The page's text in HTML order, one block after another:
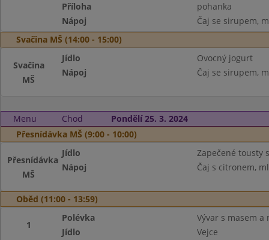
Příloha
pohanka
Nápoj
Čaj se sirupem,
Svačina MŠ (14:00 - 15:00)
Svačina
MŠ
Jídlo
Ovocný jogurt
Nápoj
Čaj se sirupem,
Menu Chod
Pondělí 25. 3. 2024
Přesnídávka MŠ (9:00 - 10:00)
Přesnídávka
MŠ
Jídlo
Zapečené tousty
Nápoj
Čaj s citronem,
Oběd (11:00 - 13:59)
1
Polévka
Vývar s masem a
Jídlo
Vejce